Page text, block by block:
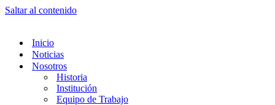
Saltar al contenido
Inicio
Noticias
Nosotros
Historia
Institución
Equipo de Trabajo